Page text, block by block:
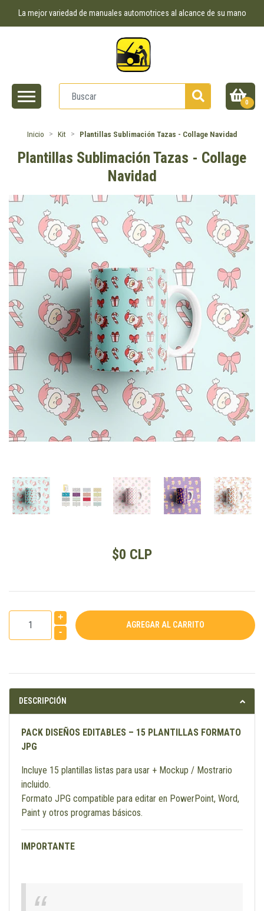
La mejor variedad de manuales automotrices al alcance de su mano
0
Inicio Kit Plantillas Sublimación Tazas - Collage Navidad
Plantillas Sublimación Tazas - Collage
Navidad
$0 CLP
+
-
DESCRIPCIÓN
PACK DISEÑOS EDITABLES – 15 PLANTILLAS FORMATO
JPG
Incluye 15 plantillas listas para usar + Mockup / Mostrario
incluido.
Formato JPG compatible para editar en PowerPoint, Word,
Paint y otros programas básicos.
IMPORTANTE